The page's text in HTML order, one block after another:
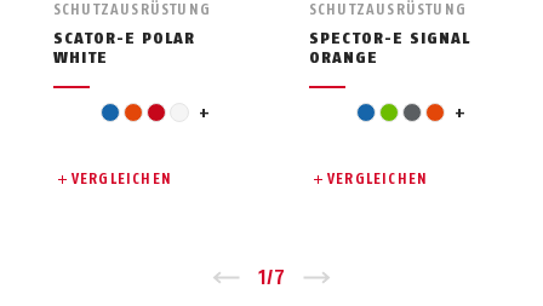
SCHUTZAUSRÜSTUNG
SCATOR-E POLAR
WHITE
blauorange
rotweiß
gelb +
VERGLEICHEN
SCHUTZAUSRÜSTUNG
SPECTOR-E SIGNAL
ORANGE
blaugrüngrauorange
rot +
VERGLEICHEN
Zurück
1/7